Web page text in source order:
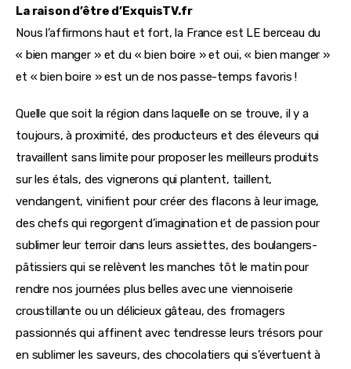
La raison d’être d’ExquisTV.fr
Nous l’affirmons haut et fort, la France est LE berceau du
« bien manger » et du « bien boire » et oui, « bien manger »
et « bien boire » est un de nos passe-temps favoris !
Quelle que soit la région dans laquelle on se trouve, il y a
toujours, à proximité, des producteurs et des éleveurs qui
travaillent sans limite pour proposer les meilleurs produits
sur les étals, des vignerons qui plantent, taillent,
vendangent, vinifient pour créer des flacons à leur image,
des chefs qui regorgent d’imagination et de passion pour
sublimer leur terroir dans leurs assiettes, des boulangers-
pâtissiers qui se relèvent les manches tôt le matin pour
rendre nos journées plus belles avec une viennoiserie
croustillante ou un délicieux gâteau, des fromagers
passionnés qui affinent avec tendresse leurs trésors pour
en sublimer les saveurs, des chocolatiers qui s’évertuent à